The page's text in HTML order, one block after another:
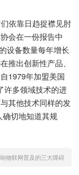
依靠日趋捉襟见肘
会在一份报告中
设备数量每年增长
推出创新性产品、
1979年加盟美国
许多领域技术的进
其他技术同样的发
确切地知道其规
物联网普及的三大障碍